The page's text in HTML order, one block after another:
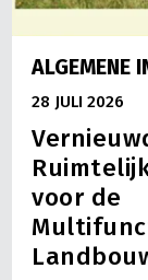
ALGEMENE
28 JULI 2026
voor de